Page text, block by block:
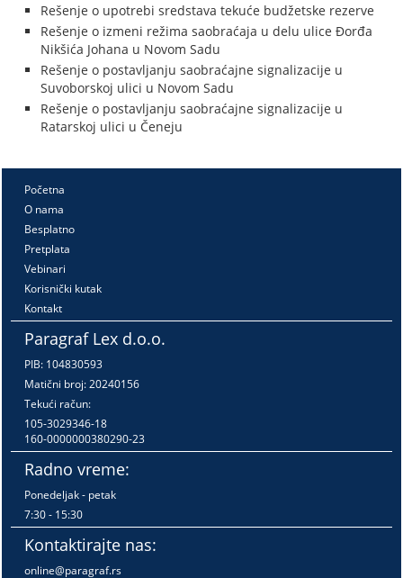
Rešenje o upotrebi sredstava tekuće budžetske rezerve
Rešenje o izmeni režima saobraćaja u delu ulice Đorđa
Nikšića Johana u Novom Sadu
Rešenje o postavljanju saobraćajne signalizacije u
Suvoborskoj ulici u Novom Sadu
Rešenje o postavljanju saobraćajne signalizacije u
Ratarskoj ulici u Čeneju
Početna
O nama
Besplatno
Pretplata
Vebinari
Korisnički kutak
Kontakt
Paragraf Lex d.o.o.
PIB: 104830593
Matični broj: 20240156
Tekući račun:
105-3029346-18
160-0000000380290-23
Radno vreme:
Ponedeljak - petak
7:30 - 15:30
Kontaktirajte nas:
online@paragraf.rs